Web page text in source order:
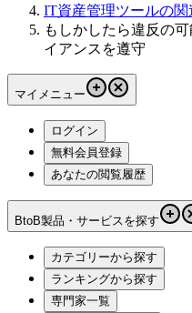
IT資産管理ツールの関
もしかしたら違反の
イアンスを遵守
マイメニュー
ログイン
無料会員登録
あなたの閲覧履歴
BtoB製品・サービスを探す
カテゴリーから探す
ランキングから探す
専門家一覧